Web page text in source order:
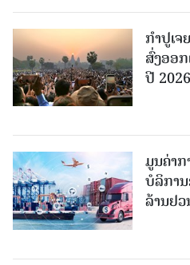
ກຳປູເຈ
ສົ່ງອອກ
ປີ 2026
ມູນຄ່າກ
ບໍລິກາ
ລ້ານຢ